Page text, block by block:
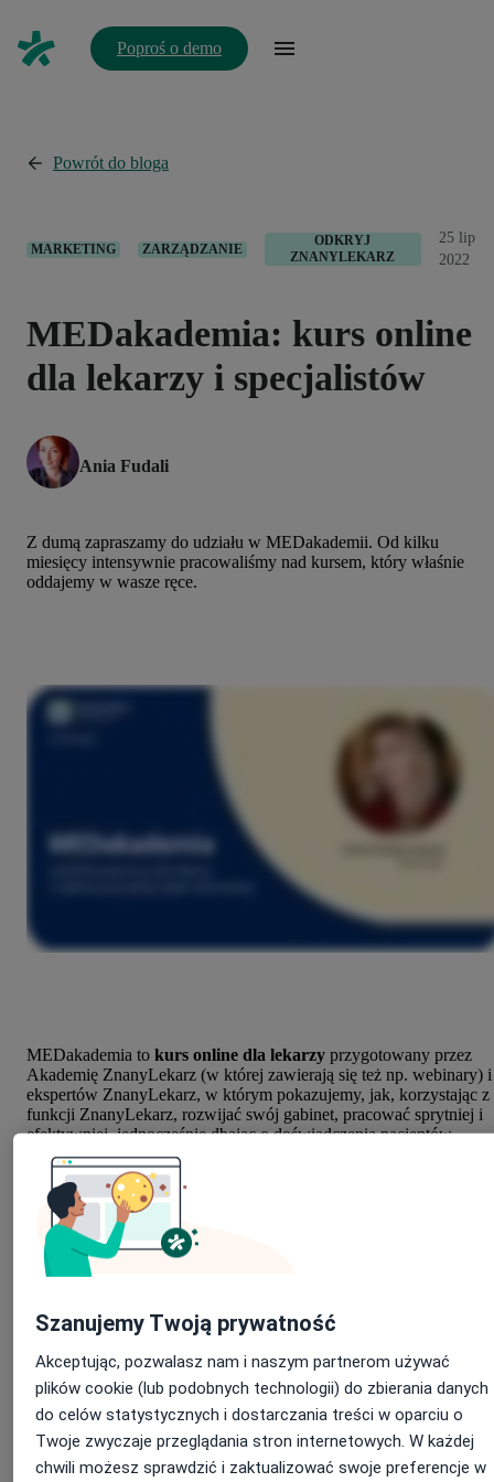
Poproś o demo
Powrót do bloga
MARKETING ZARZĄDZANIE
ODKRYJ
ZNANYLEKARZ
25 lip
2022
MEDakademia: kurs online
dla lekarzy i specjalistów
Ania Fudali
Z dumą zapraszamy do udziału w MEDakademii. Od kilku
miesięcy intensywnie pracowaliśmy nad kursem, który właśnie
oddajemy w wasze ręce.
MEDakademia to kurs online dla lekarzy przygotowany przez
Akademię ZnanyLekarz (w której zawierają się też np. webinary) i
ekspertów ZnanyLekarz, w którym pokazujemy, jak, korzystając z
funkcji ZnanyLekarz, rozwijać swój gabinet, pracować sprytniej i
efektywniej, jednocześnie dbając o doświadczenia pacjentów.
Zwieńczeniem MEDakademii jest test wiedzy. Po ukończeniu
szkolenia i uzyskaniu pozytywnego wyniku testu lekarz /
otrzyma certyfikat "Nowoczesne zarządzanie gabinetem
medycznym".
Dołącz do MEDakademii już
dziś!
MEDakademia to kompleksowy
Szanujemy Twoją prywatność
Akceptując, pozwalasz nam i naszym partnerom używać
plików cookie (lub podobnych technologii) do zbierania danych
do celów statystycznych i dostarczania treści w oparciu o
Twoje zwyczaje przeglądania stron internetowych. W każdej
chwili możesz sprawdzić i zaktualizować swoje preferencje w